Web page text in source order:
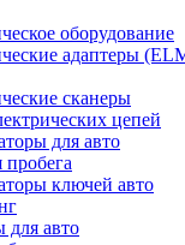
оборудование
адаптеры
сканеры
цепей
для авто
ключей авто
для авто